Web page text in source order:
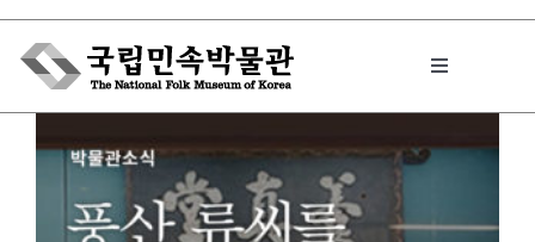
Skip
content
Toggle
박물관에서는